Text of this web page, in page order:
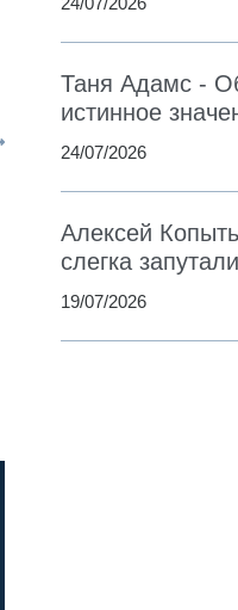
Таня Адамс -
истинное
24/07/2026
Алексей
слегка
19/07/2026